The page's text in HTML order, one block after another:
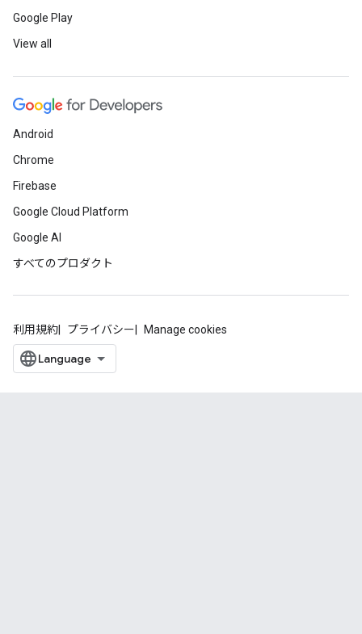
Google Play
View all
Android
Chrome
Firebase
Google Cloud Platform
Google AI
すべてのプロダクト
利用規約 プライバシー Manage cookies